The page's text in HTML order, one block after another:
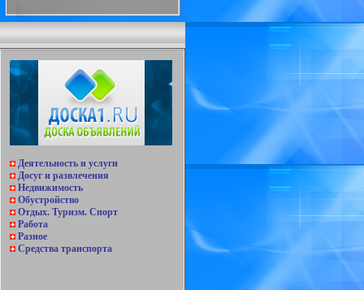
Деятельность и услуги
Досуг и развлечения
Недвижимость
Обустройство
Отдых. Туризм. Спорт
Работа
Разное
Средства транспорта